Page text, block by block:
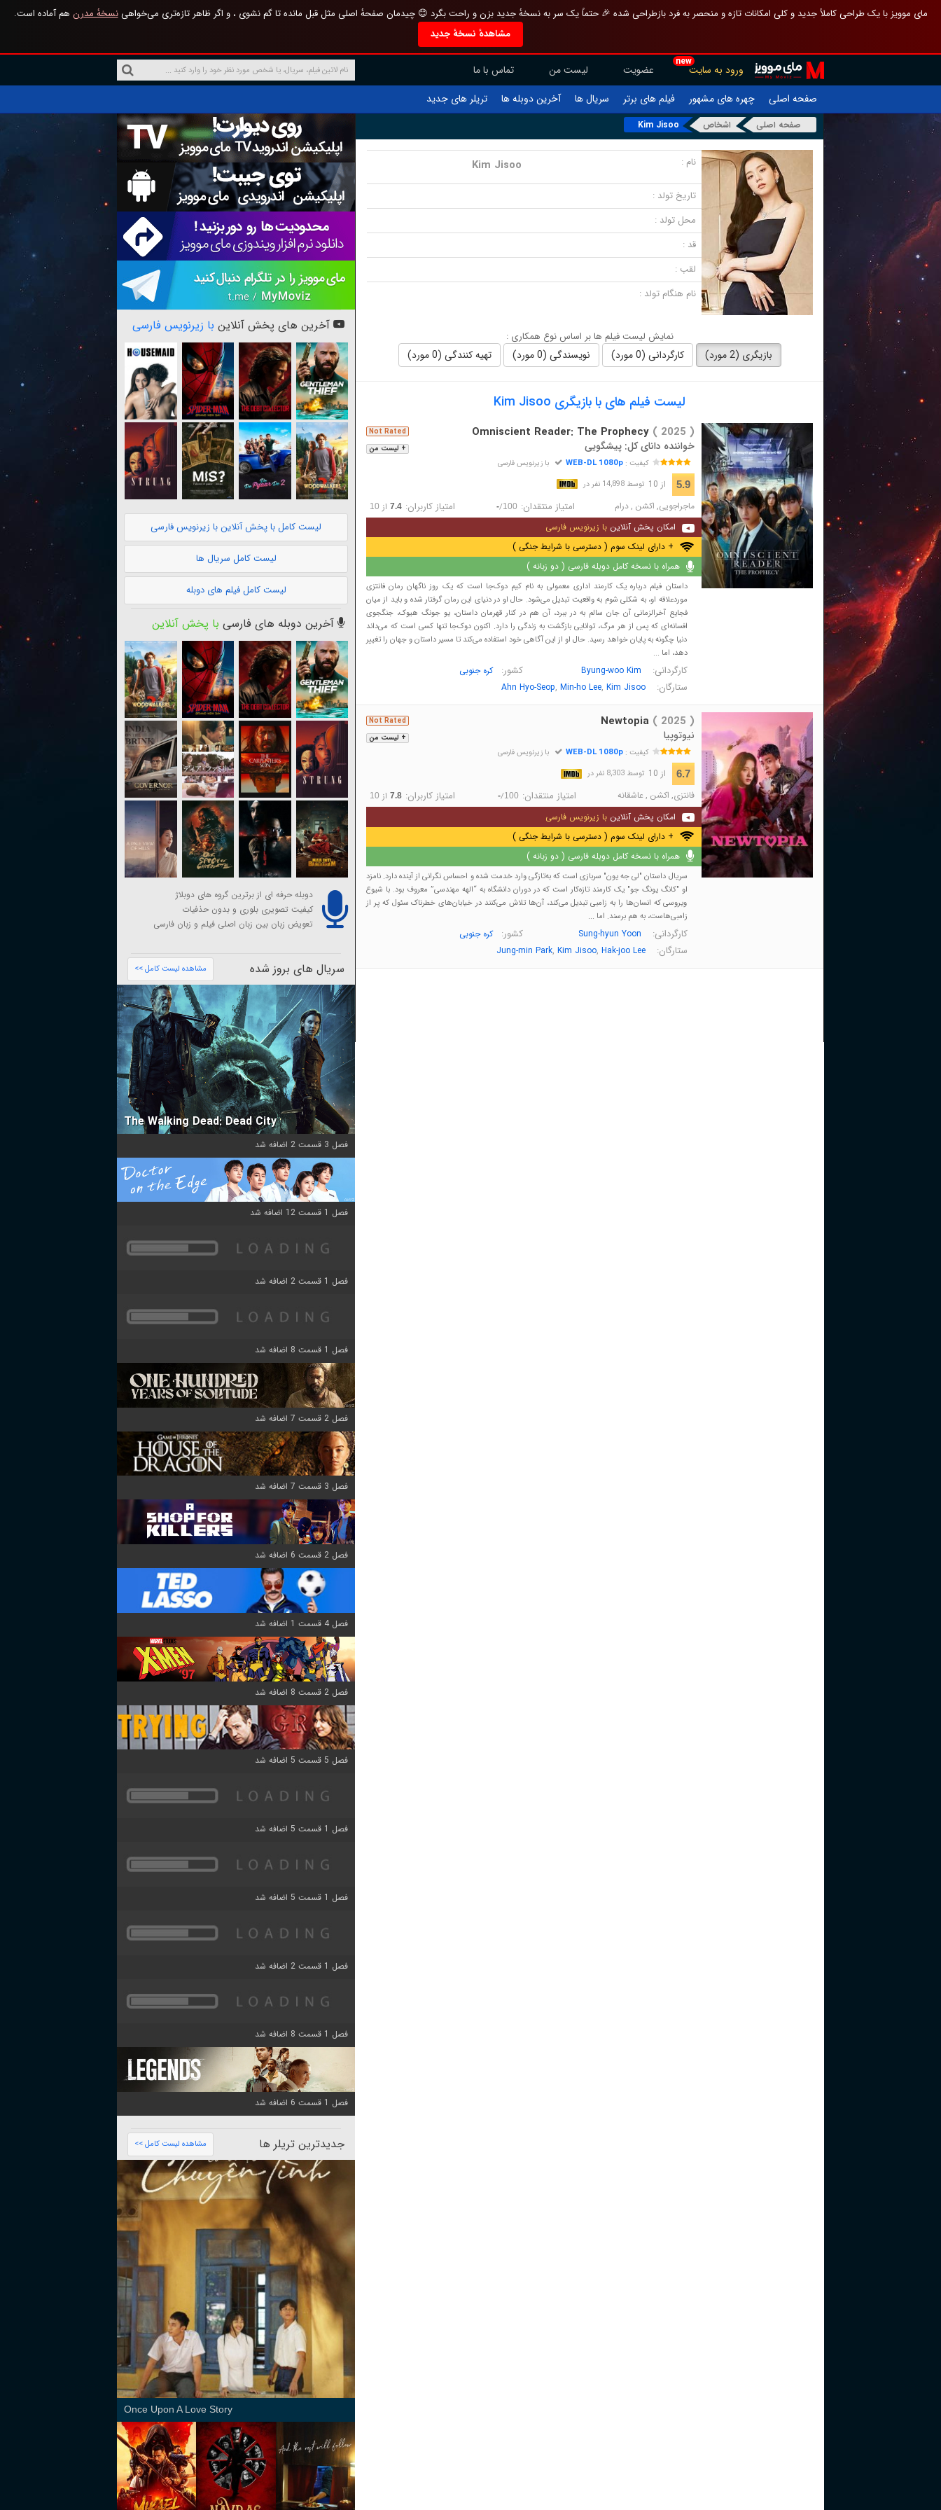
مای موویز با یک طراحی کاملاً جدید و کلی امکانات تازه و منحصر به فرد بازطراحی شده 🎉 حتماً یک سر به نسخهٔ جدید بزن و راحت بگرد 😊 چیدمان صفحهٔ اصلی مثل قبل مانده تا گم نشوی ، و اگر ظاهر تازه‌تری می‌خواهینسخهٔ مدرن هم آماده است.
مشاهدهٔ نسخهٔ جدید
new
ورود به سایت عضویت لیست من
تماس با ما
صفحه اصلی
چهره های مشهور فیلم های برتر سریال ها آخرین دوبله ها تریلر های جدید
صفحه اصلی اشخاص Kim Jisoo
نام : Kim Jisoo
تاریخ تولد :
محل تولد :
قد :
لقب :
نام هنگام تولد :
نمایش لیست فیلم ها بر اساس نوع همکاری :
بازیگری (2 مورد) کارگردانی (0 مورد) نویسندگی (0 مورد) تهیه کنندگی (0 مورد)
لیست فیلم های با بازیگری Kim Jisoo
+ لیست من
Not Rated Omniscient Reader: The Prophecy( 2025 )
خواننده دانای کل: پیشگویی
کیفیت :WEB-DL 1080p با زیرنویس فارسی
5.9 از 10 توسط 14,898 نفر در
ماجراجویی, اکشن ,درام امتیاز منتقدان: -/100 امتیاز کاربران: 7.4 از 10
امکان پخش آنلاین با زیرنویس فارسی
+ دارای لینک سوم ( دسترسی با شرایط جنگی )
همراه با نسخه کامل دوبله فارسی ( دو زبانه )
داستان فیلم درباره یک کارمند اداری معمولی به نام کیم دوک‌جا است که یک روز ناگهان رمان فانتزی
موردعلاقه او، به شکلی شوم به واقعیت تبدیل می‌شود. حال او در دنیای این رمان گرفتار شده و باید از میان
فجایع آخرالزمانی آن جان سالم به در ببرد، آن هم در کنار قهرمان داستان، یو جونگ هیوک، جنگجوی
افسانه‌ای که پس از هر مرگ، توانایی بازگشت به زندگی را دارد. اکنون دوک‌جا تنها کسی است که می‌داند
دنیا چگونه به پایان خواهد رسید. حال او از این آگاهی خود استفاده می‌کند تا مسیر داستان و جهان را تغییر
دهد، اما ...
کارگردانی: Byung-woo Kim کشور:کره جنوبی
ستارگان: Ahn Hyo-Seop, Min-ho Lee, Kim Jisoo
+ لیست من
Not Rated Newtopia( 2025 )
نیوتوپیا
کیفیت :WEB-DL 1080p با زیرنویس فارسی
6.7 از 10 توسط 8,303 نفر در
فانتزی, اکشن ,عاشقانه امتیاز منتقدان: -/100 امتیاز کاربران: 7.8 از 10
امکان پخش آنلاین با زیرنویس فارسی
+ دارای لینک سوم ( دسترسی با شرایط جنگی )
همراه با نسخه کامل دوبله فارسی ( دو زبانه )
سریال داستان "لی جه‌ یون" سربازی است که به‌تازگی وارد خدمت شده و احساس نگرانی از آینده دارد. نامزد
او "کانگ یونگ‌ جو" یک کارمند تازه‌کار است که در دوران دانشگاه به “الهه مهندسی” معروف بود. با شیوع
ویروسی که انسان‌ها را به زامبی تبدیل می‌کند، آن‌ها تلاش می‌کنند در خیابان‌های خطرناک سئول که پر از
زامبی‌هاست، به هم برسند. اما ...
کارگردانی: Sung-hyun Yoon کشور:کره جنوبی
ستارگان: Jung-min Park, Kim Jisoo, Hak-joo Lee
آخرین های پخش آنلاین با زیرنویس فارسی
لیست کامل با پخش آنلاین با زیرنویس فارسی
لیست کامل سریال ها
لیست کامل فیلم های دوبله
آخرین دوبله های فارسی با پخش آنلاین
دوبله حرفه ای از برترین گروه های دوبلاژ
کیفیت تصویری بلوری و بدون حذفیات
تعویض زبان بین زبان اصلی فیلم و زبان فارسی
سریال های بروز شده مشاهده لیست کامل >>
The Walking Dead: Dead City
فصل 3 قسمت 2 اضافه شد
فصل 1 قسمت 12 اضافه شد
فصل 1 قسمت 2 اضافه شد
فصل 1 قسمت 8 اضافه شد
فصل 2 قسمت 7 اضافه شد
فصل 3 قسمت 7 اضافه شد
فصل 2 قسمت 6 اضافه شد
فصل 4 قسمت 1 اضافه شد
فصل 2 قسمت 8 اضافه شد
فصل 5 قسمت 5 اضافه شد
فصل 1 قسمت 5 اضافه شد
فصل 1 قسمت 5 اضافه شد
فصل 1 قسمت 2 اضافه شد
فصل 1 قسمت 8 اضافه شد
فصل 1 قسمت 6 اضافه شد
جدیدترین تریلر ها مشاهده لیست کامل >>
Once Upon A Love Story